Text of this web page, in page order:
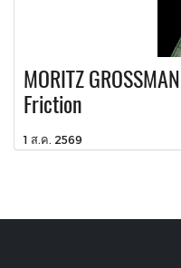
MORITZ
Friction
1 ส.ค. 2569